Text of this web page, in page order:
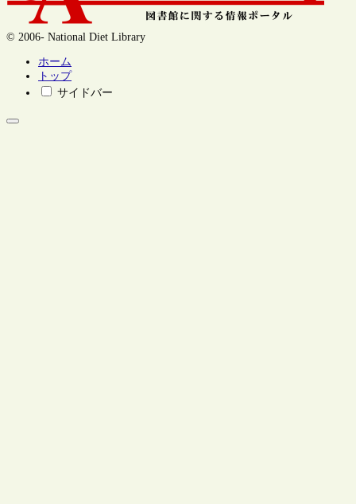
© 2006- National Diet Library
ホーム
トップ
サイドバー